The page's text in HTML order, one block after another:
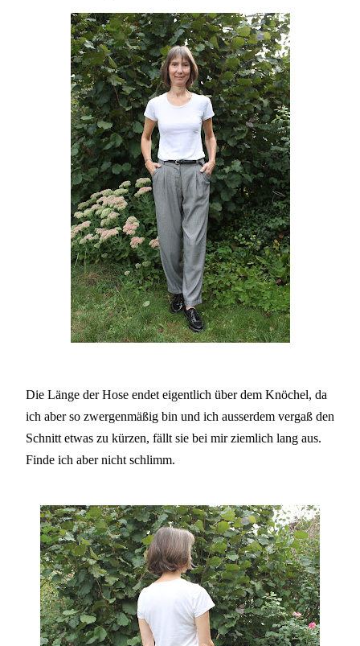
Die Länge der Hose endet eigentlich über dem Knöchel, da
ich aber so zwergenmäßig bin und ich ausserdem vergaß den
Schnitt etwas zu kürzen, fällt sie bei mir ziemlich lang aus.
Finde ich aber nicht schlimm.